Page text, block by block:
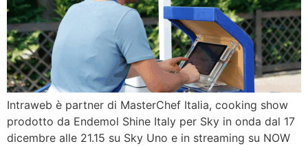
Intraweb è partner di MasterChef Italia, cooking show
prodotto da Endemol Shine Italy per Sky in onda dal 17
dicembre alle 21.15 su Sky Uno e in streaming su NOW